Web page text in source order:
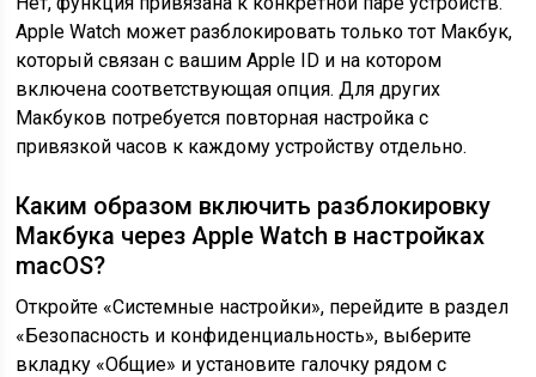
Apple Watch может разблокировать только тот Макбук,
который связан с вашим Apple ID и на котором
включена соответствующая опция. Для других
Макбуков потребуется повторная настройка с
привязкой часов к каждому устройству отдельно.
Каким образом включить разблокировку
Макбука через Apple Watch в настройках
macOS?
Откройте «Системные настройки», перейдите в раздел
«Безопасность и конфиденциальность», выберите
вкладку «Общие» и установите галочку рядом с